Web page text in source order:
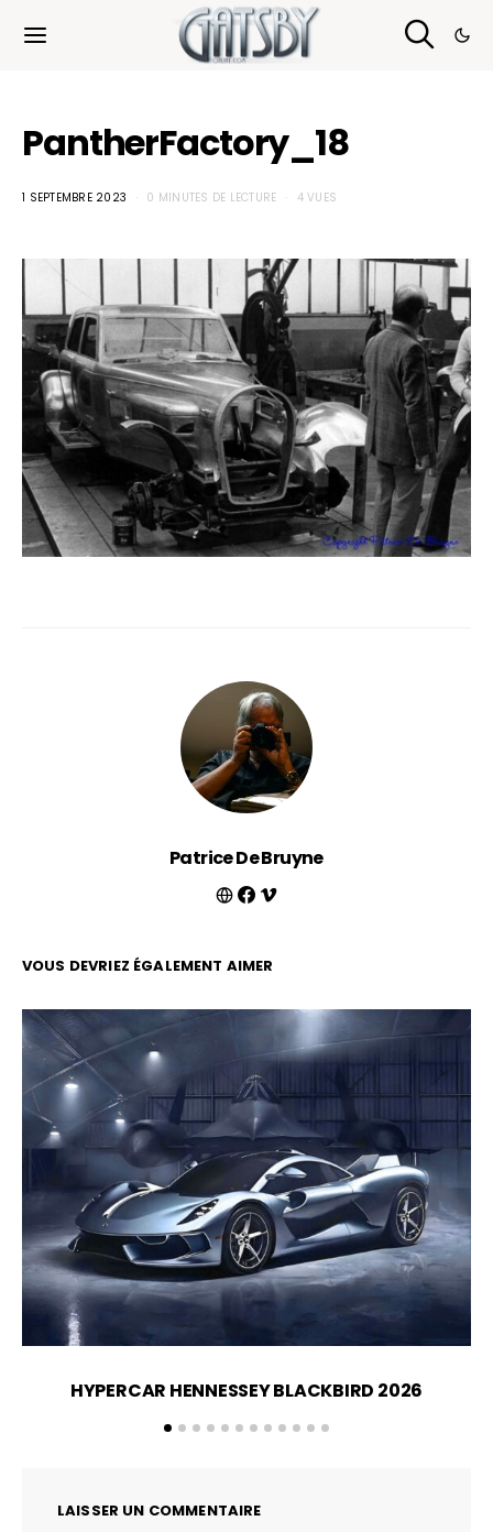
PantherFactory_18
1 SEPTEMBRE 2023 0 MINUTES DE LECTURE 4 VUES
Patrice De Bruyne
VOUS DEVRIEZ ÉGALEMENT AIMER
HYPERCAR HENNESSEY BLACKBIRD 2026
LAISSER UN COMMENTAIRE
Cookies management panel